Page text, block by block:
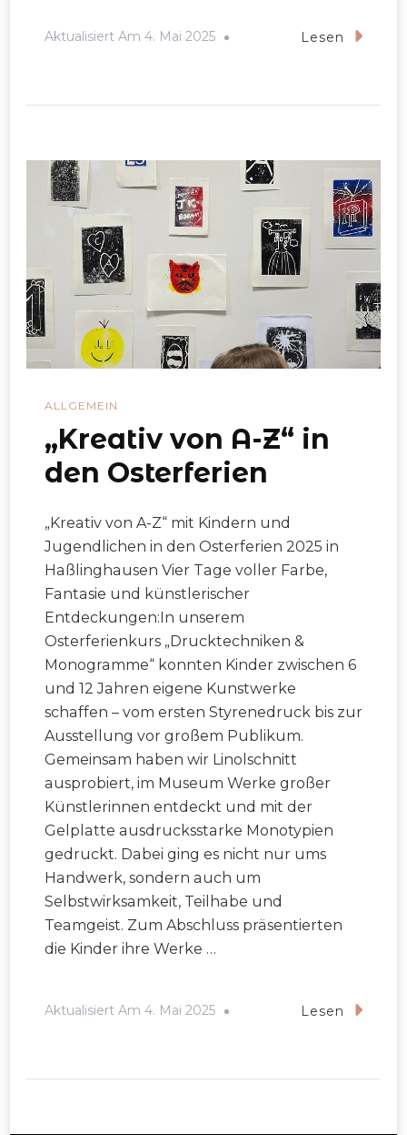
Aktualisiert Am 4. Mai 2025 Lesen
ALLGEMEIN
„Kreativ von A-Z“ in
den Osterferien
„Kreativ von A-Z“ mit Kindern und
Jugendlichen in den Osterferien 2025 in
Haßlinghausen Vier Tage voller Farbe,
Fantasie und künstlerischer
Entdeckungen:In unserem
Osterferienkurs „Drucktechniken &
Monogramme“ konnten Kinder zwischen 6
und 12 Jahren eigene Kunstwerke
schaffen – vom ersten Styrenedruck bis zur
Ausstellung vor großem Publikum.
Gemeinsam haben wir Linolschnitt
ausprobiert, im Museum Werke großer
Künstlerinnen entdeckt und mit der
Gelplatte ausdrucksstarke Monotypien
gedruckt. Dabei ging es nicht nur ums
Handwerk, sondern auch um
Selbstwirksamkeit, Teilhabe und
Teamgeist. Zum Abschluss präsentierten
die Kinder ihre Werke …
Aktualisiert Am 4. Mai 2025 Lesen